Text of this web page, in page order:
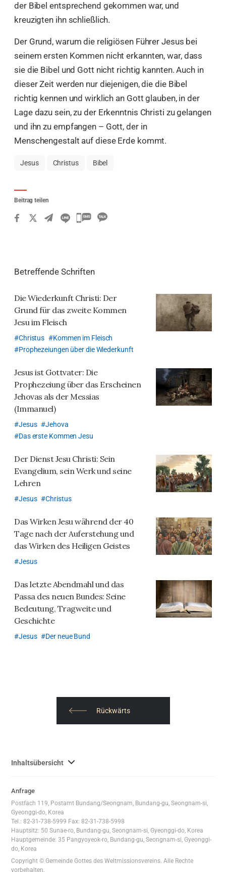
der Bibel entsprechend gekommen war, und
kreuzigten ihn schließlich.
Der Grund, warum die religiösen Führer Jesus bei
seinem ersten Kommen nicht erkannten, war, dass
sie die Bibel und Gott nicht richtig kannten. Auch in
dieser Zeit werden nur diejenigen, die die Bibel
richtig kennen und wirklich an Gott glauben, in der
Lage dazu sein, zu der Erkenntnis Christi zu gelangen
und ihn zu empfangen – Gott, der in
Menschengestalt auf diese Erde kommt.
Jesus Christus Bibel
Beitrag teilen
카
하
Betreffende Schriften
Die Wiederkunft Christi: Der
Grund für das zweite Kommen
Jesu im Fleisch
Christus
Kommen im Fleisch
Prophezeiungen über die Wiederkunft
Jesus ist Gottvater: Die
Prophezeiung über das Erscheinen
Jehovas als der Messias
(Immanuel)
Jesus
Jehova
Das erste Kommen Jesu
Der Dienst Jesu Christi: Sein
Evangelium, sein Werk und seine
Lehren
Jesus Christus
Das Wirken Jesu während der 40
Tage nach der Auferstehung und
das Wirken des Heiligen Geistes
Jesus
Das letzte Abendmahl und das
Passa des neuen Bundes: Seine
Bedeutung, Tragweite und
Geschichte
Jesus Der neue Bund
Rückwärts
Inhaltsübersicht 사
체
보
Anfrage
Postfach 119, Postamt Bundang/Seongnam, Bundang-gu, Seongnam-si,
Gyeonggi-do, Korea
Tel.: 82-31-738-5999 Fax: 82-31-738-5998
Hauptsitz: 50 Sunae-ro, Bundang-gu, Seongnam-si, Gyeonggi-do, Korea
Hauptgemeinde: 35 Pangyoyeok-ro, Bundang-gu, Seongnam-si, Gyeonggi-
do, Korea
Copyright © Gemeinde Gottes des Weltmissionsvereins. Alle Rechte
vorbehalten.